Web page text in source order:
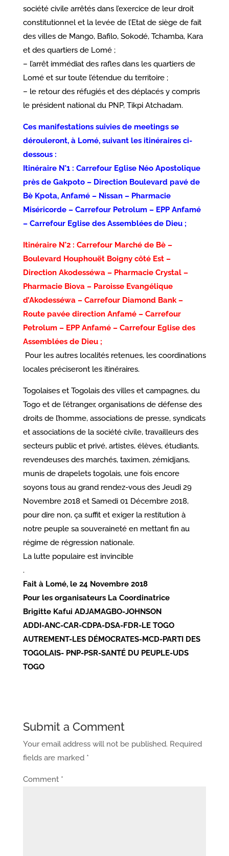
société civile arrêtés dans l’exercice de leur droit
constitutionnel et la levée de l’Etat de siège de fait
des villes de Mango, Bafilo, Sokodé, Tchamba, Kara
et des quartiers de Lomé ;
– l’arrêt immédiat des rafles dans les quartiers de
Lomé et sur toute l’étendue du territoire ;
– le retour des réfugiés et des déplacés y compris
le président national du PNP, Tikpi Atchadam.
Ces manifestations suivies de meetings se
dérouleront, à Lomé, suivant les itinéraires ci-
dessous :
Itinéraire N°1 : Carrefour Eglise Néo Apostolique
près de Gakpoto – Direction Boulevard pavé de
Bè Kpota, Anfamé – Nissan – Pharmacie
Miséricorde – Carrefour Petrolum – EPP Anfamé
– Carrefour Eglise des Assemblées de Dieu ;
Itinéraire N°2 : Carrefour Marché de Bè –
Boulevard Houphouët Boigny côté Est –
Direction Akodesséwa – Pharmacie Crystal –
Pharmacie Biova – Paroisse Evangélique
d’Akodesséwa – Carrefour Diamond Bank –
Route pavée direction Anfamé – Carrefour
Petrolum – EPP Anfamé – Carrefour Eglise des
Assemblées de Dieu ;
Pour les autres localités retenues, les coordinations
locales préciseront les itinéraires.
Togolaises et Togolais des villes et campagnes, du
Togo et de l’étranger, organisations de défense des
droits de l’homme, associations de presse, syndicats
et associations de la société civile, travailleurs des
secteurs public et privé, artistes, élèves, étudiants,
revendeuses des marchés, taximen, zémidjans,
munis de drapelets togolais, une fois encore
soyons tous au grand rendez-vous des Jeudi 29
Novembre 2018 et Samedi 01 Décembre 2018,
pour dire non, ça suffit et exiger la restitution à
notre peuple sa souveraineté en mettant fin au
régime de régression nationale.
La lutte populaire est invincible
.
Fait à Lomé, le 24 Novembre 2018
Pour les organisateurs La Coordinatrice
Brigitte Kafui ADJAMAGBO-JOHNSON
ADDI-ANC-CAR-CDPA-DSA-FDR-LE TOGO
AUTREMENT-LES DÉMOCRATES-MCD-PARTI DES
TOGOLAIS- PNP-PSR-SANTÉ DU PEUPLE-UDS
TOGO
Submit a Comment
Your email address will not be published. Required
fields are marked *
Comment *